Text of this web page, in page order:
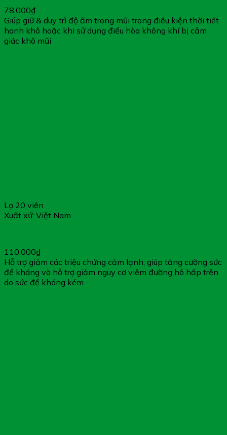
78,000₫
Giúp giữ & duy trì độ ẩm trong mũi trong điều kiện thời tiết
hanh khô hoặc khi sử dụng điều hòa không khí bị cảm
giác khô mũi
Lọ 20 viên
Xuất xứ: Việt Nam
110,000₫
Hỗ trợ giảm các triệu chứng cảm lạnh; giúp tăng cường sức
đề kháng và hỗ trợ giảm nguy cơ viêm đường hô hấp trên
do sức đề kháng kém